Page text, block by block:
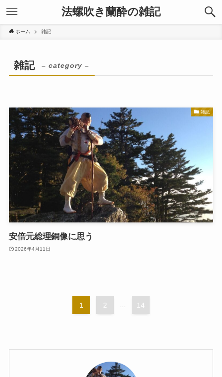
法螺吹き蘭酔の雑記
ホーム 雑記
雑記 – category –
雑記
安倍元総理銅像に思う
2026年4月11日
1 2 ... 14